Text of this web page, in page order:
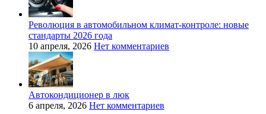
Революция в автомобильном климат-контроле: новые
стандарты 2026 года
10 апреля, 2026 Нет комментариев
Автокондиционер в люк
6 апреля, 2026 Нет комментариев